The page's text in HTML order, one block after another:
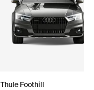
Thule Foothill